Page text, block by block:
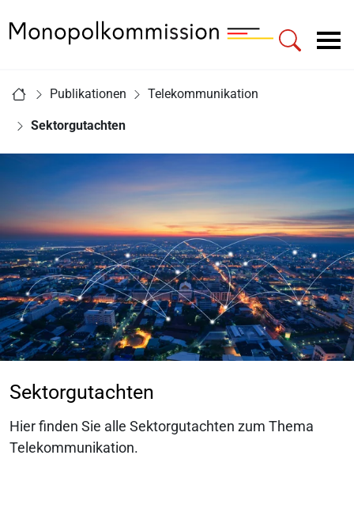
Publikationen Telekommunikation
Sektorgutachten
Sektorgutachten
Hier finden Sie alle Sektorgutachten zum Thema
Telekommunikation.